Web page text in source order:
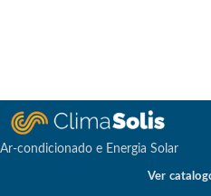
Ar-condicionado e Energia Solar
Ver